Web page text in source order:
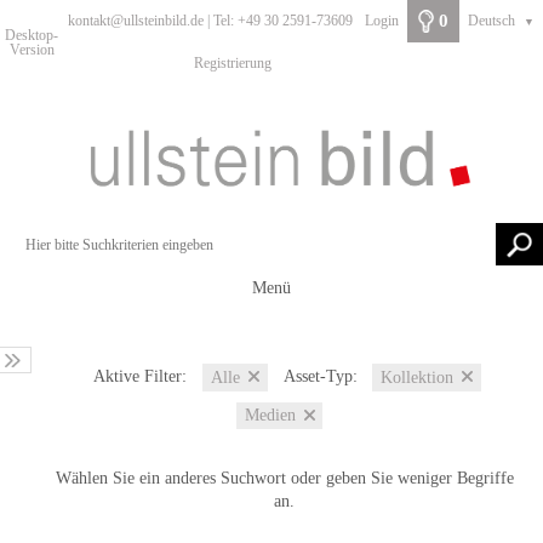
Desktop-
Version
kontakt@ullsteinbild.de | Tel: +49 30 2591-73609 Login
Registrierung
0 Deutsch ▼
Menü
Aktive Filter: Alle Asset-Typ: Kollektion
Medien
Wählen Sie ein anderes Suchwort oder geben Sie weniger Begriffe
an.